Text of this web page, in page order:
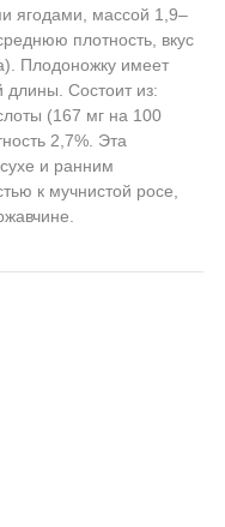
ягодами, массой 1,9–
плотность, вкус
Плодоножку имеет
длины. Состоит из:
(167 мг на 100
2,7%. Эта
и ранним
к мучнистой росе,